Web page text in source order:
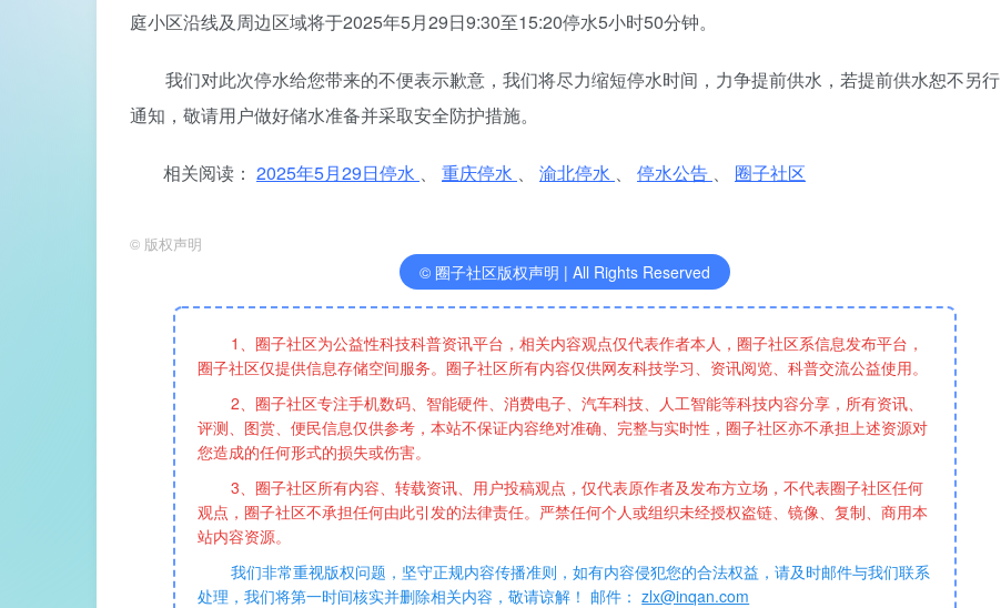
庭小区沿线及周边区域将于2025年5月29日9:30至15:20停水5小时50分钟。
我们对此次停水给您带来的不便表示歉意，我们将尽力缩短停水时间，力争提前供水，若提前供水恕不另行
通知，敬请用户做好储水准备并采取安全防护措施。
相关阅读： 2025年5月29日停水 、 重庆停水 、 渝北停水 、 停水公告 、 圈子社区
© 版权声明
© 圈子社区版权声明 | All Rights Reserved
1、圈子社区为公益性科技科普资讯平台，相关内容观点仅代表作者本人，圈子社区系信息发布平台，
圈子社区仅提供信息存储空间服务。圈子社区所有内容仅供网友科技学习、资讯阅览、科普交流公益使用。
2、圈子社区专注手机数码、智能硬件、消费电子、汽车科技、人工智能等科技内容分享，所有资讯、
评测、图赏、便民信息仅供参考，本站不保证内容绝对准确、完整与实时性，圈子社区亦不承担上述资源对
您造成的任何形式的损失或伤害。
3、圈子社区所有内容、转载资讯、用户投稿观点，仅代表原作者及发布方立场，不代表圈子社区任何
观点，圈子社区不承担任何由此引发的法律责任。严禁任何个人或组织未经授权盗链、镜像、复制、商用本
站内容资源。
我们非常重视版权问题，坚守正规内容传播准则，如有内容侵犯您的合法权益，请及时邮件与我们联系
处理，我们将第一时间核实并删除相关内容，敬请谅解！ 邮件：zlx@inqan.com